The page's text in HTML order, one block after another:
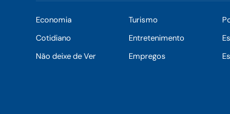
Economia Turismo
Cotidiano
Entretenimento
Não deixe de Ver
Empregos